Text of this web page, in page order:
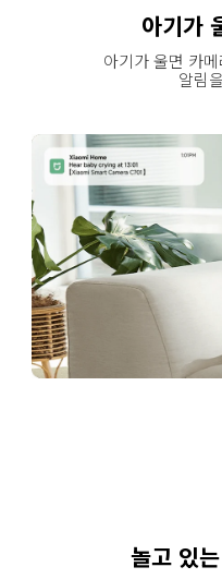
아기가
아기가 울면 카
알림
놀고 있